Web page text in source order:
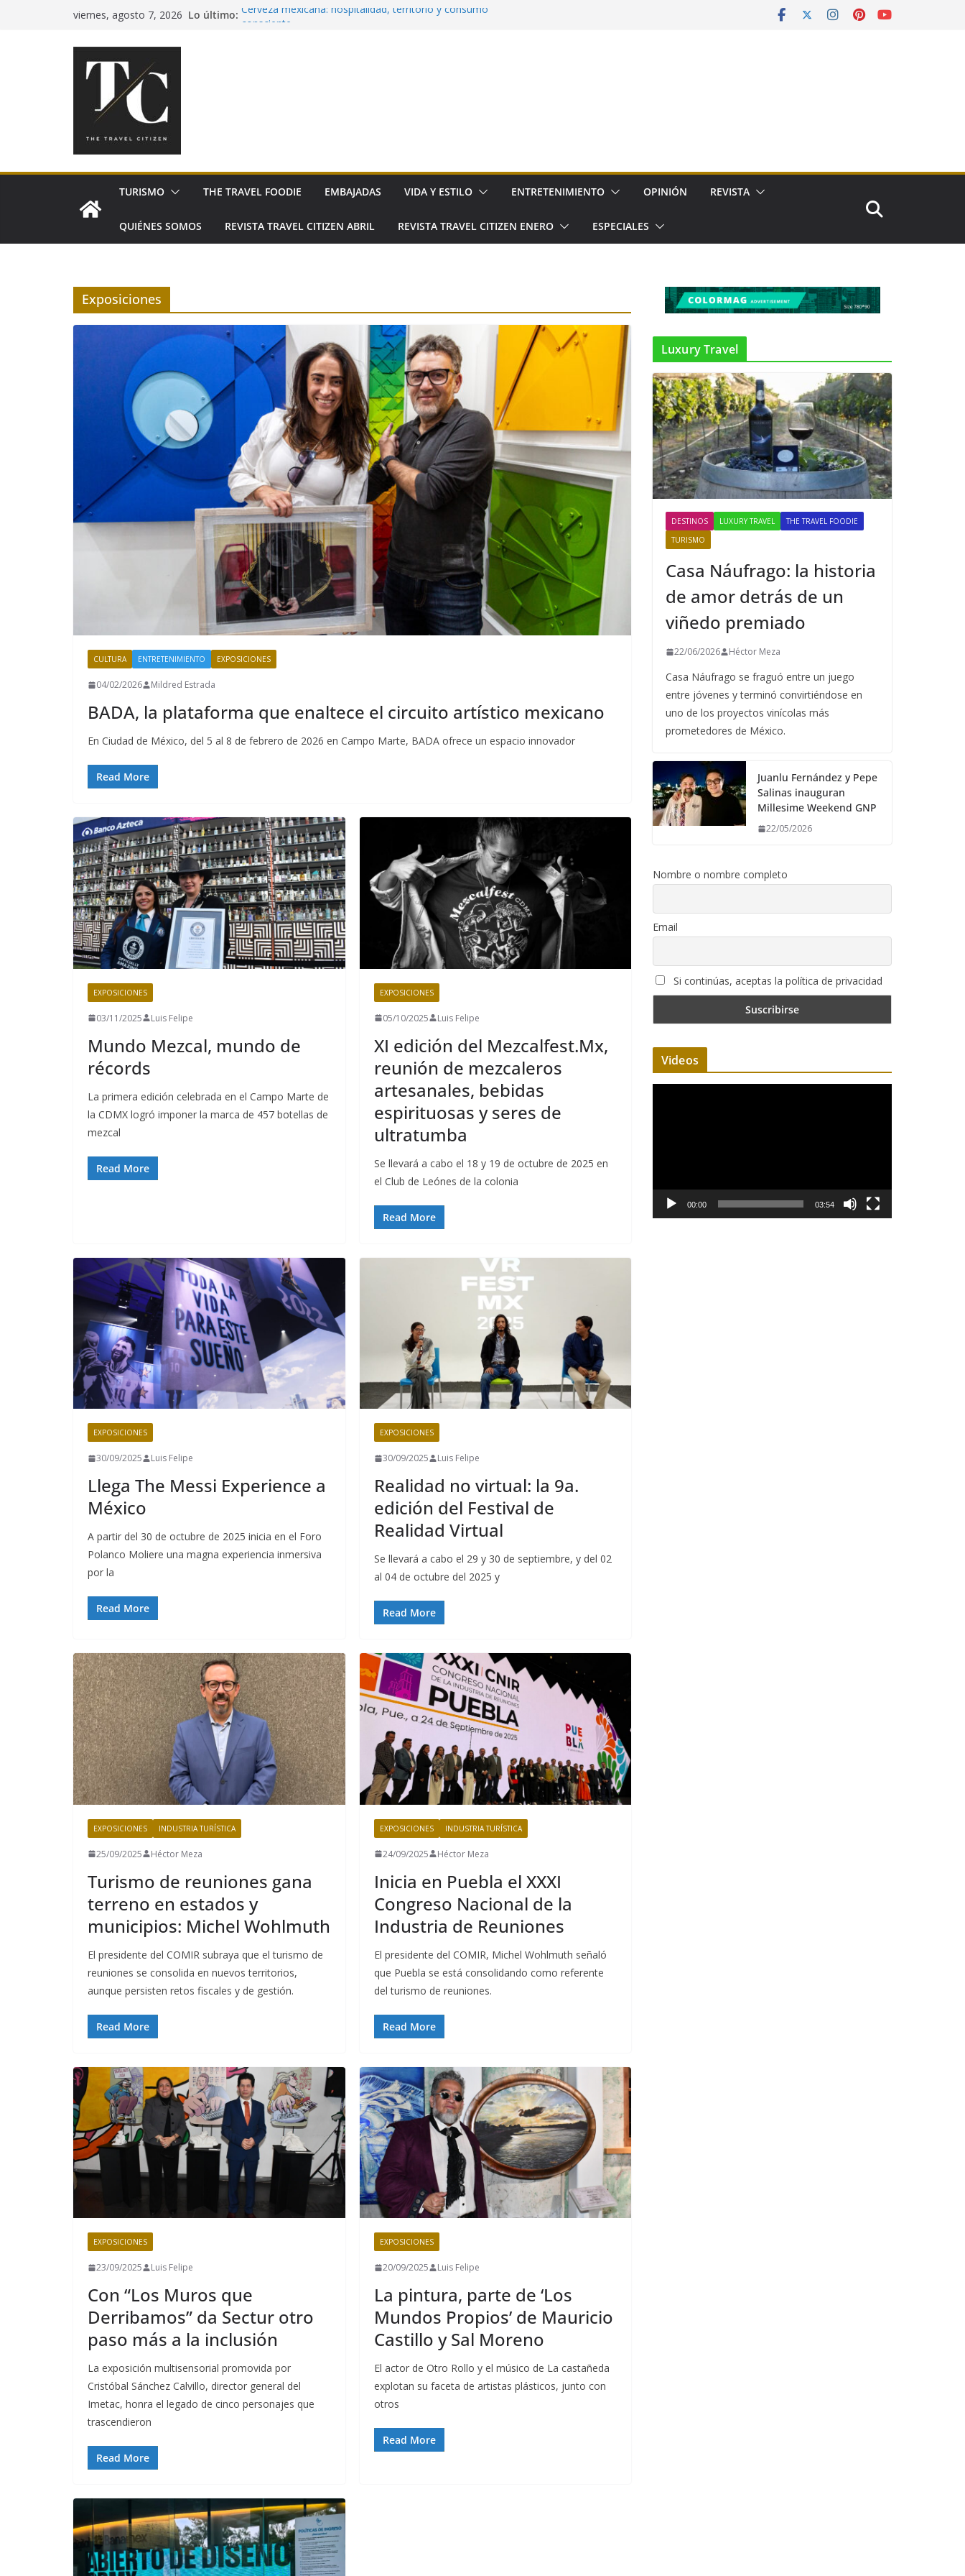
viernes, agosto 7, 2026 Lo último: Cerveza mexicana: hospitalidad, territorio y consumo
TURISMO THE TRAVEL FOODIE EMBAJADAS VIDA Y ESTILO ENTRETENIMIENTO OPINIÓN REVISTA
QUIÉNES SOMOS REVISTA TRAVEL CITIZEN ABRIL REVISTA TRAVEL CITIZEN ENERO ESPECIALES
Exposiciones
CULTURA ENTRETENIMIENTO EXPOSICIONES
04/02/2026 Mildred Estrada
BADA, la plataforma que enaltece el circuito artístico mexicano
En Ciudad de México, del 5 al 8 de febrero de 2026 en Campo Marte, BADA ofrece un espacio innovador
Read More
EXPOSICIONES
03/11/2025 Luis Felipe
Mundo Mezcal, mundo de
récords
La primera edición celebrada en el Campo Marte de
la CDMX logró imponer la marca de 457 botellas de
mezcal
Read More
EXPOSICIONES
05/10/2025 Luis Felipe
XI edición del Mezcalfest.Mx,
reunión de mezcaleros
artesanales, bebidas
espirituosas y seres de
ultratumba
Se llevará a cabo el 18 y 19 de octubre de 2025 en
el Club de Leónes de la colonia
Read More
EXPOSICIONES
30/09/2025 Luis Felipe
Llega The Messi Experience a
México
A partir del 30 de octubre de 2025 inicia en el Foro
Polanco Moliere una magna experiencia inmersiva
por la
Read More
EXPOSICIONES
30/09/2025 Luis Felipe
Realidad no virtual: la 9a.
edición del Festival de
Realidad Virtual
Se llevará a cabo el 29 y 30 de septiembre, y del 02
al 04 de octubre del 2025 y
Read More
EXPOSICIONES INDUSTRIA TURÍSTICA
25/09/2025 Héctor Meza
Turismo de reuniones gana
terreno en estados y
municipios: Michel Wohlmuth
El presidente del COMIR subraya que el turismo de
reuniones se consolida en nuevos territorios,
aunque persisten retos fiscales y de gestión.
Read More
EXPOSICIONES INDUSTRIA TURÍSTICA
24/09/2025 Héctor Meza
Inicia en Puebla el XXXI
Congreso Nacional de la
Industria de Reuniones
El presidente del COMIR, Michel Wohlmuth señaló
que Puebla se está consolidando como referente
del turismo de reuniones.
Read More
EXPOSICIONES
23/09/2025 Luis Felipe
Con “Los Muros que
Derribamos” da Sectur otro
paso más a la inclusión
La exposición multisensorial promovida por
Cristóbal Sánchez Calvillo, director general del
Imetac, honra el legado de cinco personajes que
trascendieron
Read More
EXPOSICIONES
20/09/2025 Luis Felipe
La pintura, parte de ‘Los
Mundos Propios’ de Mauricio
Castillo y Sal Moreno
El actor de Otro Rollo y el músico de La castañeda
explotan su faceta de artistas plásticos, junto con
otros
Read More
Luxury Travel
DESTINOS LUXURY TRAVEL
THE TRAVEL FOODIE
TURISMO
Casa Náufrago: la historia
de amor detrás de un
viñedo premiado
22/06/2026 Héctor Meza
Casa Náufrago se fraguó entre un juego
entre jóvenes y terminó convirtiéndose en
uno de los proyectos vinícolas más
prometedores de México.
Juanlu Fernández y Pepe
Salinas inauguran
Millesime Weekend GNP
22/05/2026
Nombre o nombre completo
Email
Si continúas, aceptas la política de privacidad
Videos
c
00:00 03:54